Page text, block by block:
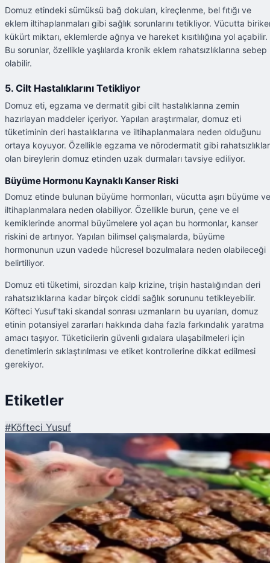
Domuz etindeki sümüksü bağ dokuları, kireçlenme, bel fıtığı ve
eklem iltihaplanmaları gibi sağlık sorunlarını tetikliyor. Vücutta
kükürt miktarı, eklemlerde ağrıya ve hareket kısıtlılığına yol açabilir.
Bu sorunlar, özellikle yaşlılarda kronik eklem rahatsızlıklarına sebep
olabilir.
5. Cilt Hastalıklarını Tetikliyor
Domuz eti, egzama ve dermatit gibi cilt hastalıklarına zemin
hazırlayan maddeler içeriyor. Yapılan araştırmalar, domuz eti
tüketiminin deri hastalıklarına ve iltihaplanmalara neden olduğunu
ortaya koyuyor. Özellikle egzama ve nörodermatit gibi
olan bireylerin domuz etinden uzak durmaları tavsiye ediliyor.
Büyüme Hormonu Kaynaklı Kanser Riski
Domuz etinde bulunan büyüme hormonları, vücutta aşırı büyüme ve
iltihaplanmalara neden olabiliyor. Özellikle burun, çene ve el
kemiklerinde anormal büyümelere yol açan bu hormonlar, kanser
riskini de artırıyor. Yapılan bilimsel çalışmalarda, büyüme
hormonunun uzun vadede hücresel bozulmalara neden olabileceği
belirtiliyor.
Domuz eti tüketimi, sirozdan kalp krizine, trişin hastalığından deri
rahatsızlıklarına kadar birçok ciddi sağlık sorununu tetikleyebilir.
Köfteci Yusuf'taki skandal sonrası uzmanların bu uyarıları, domuz
etinin potansiyel zararları hakkında daha fazla farkındalık yaratma
amacı taşıyor. Tüketicilerin güvenli gıdalara ulaşabilmeleri için
denetimlerin sıklaştırılması ve etiket kontrollerine dikkat edilmesi
gerekiyor.
Etiketler
#Köfteci Yusuf
Şu An Okunan
Köfteci Yusuf'taki Domuz Eti Skandalı Sonrası Uzmanlar Uyardı! Bu
Belirtileri Taşıyanlar Hastaneye Koşsun..